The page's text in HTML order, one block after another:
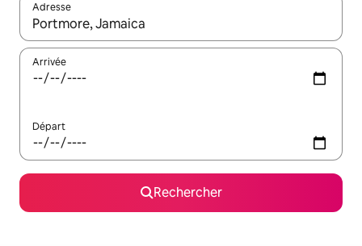
Adresse
Lorsque les résultats s'affichent, utilisez les flèches vers le
Arrivée
Départ
Rechercher